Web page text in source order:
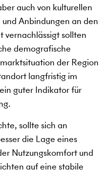
auch von kulturellen
Anbindungen an den
vernachlässigt sollten
demografische
der Region
langfristig im
guter Indikator für
sollte sich an
die Lage eines
Nutzungskomfort und
auf eine stabile